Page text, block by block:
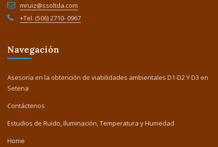
mruiz@ssoltda.com
+Tel. (506) 2710- 0967
Navegación
Asesoría en la obtención de viabilidades ambientales D1-D2 Y D3 en
Setena
Contáctenos
Estudios de Ruido, Iluminación, Temperatura y Humedad
Home